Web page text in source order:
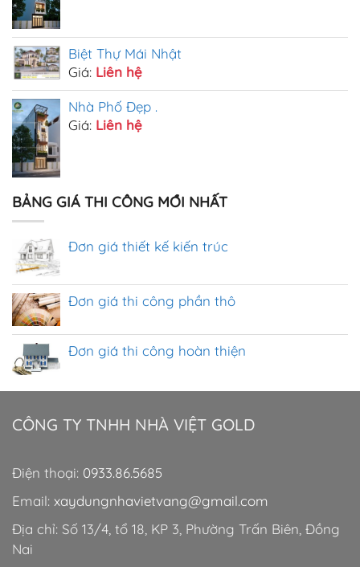
Biệt Thự Mái Nhật
Giá: Liên hệ
Nhà Phố Đẹp .
Giá: Liên hệ
BẢNG GIÁ THI CÔNG MỚI NHẤT
Đơn giá thiết kế kiến trúc
Đơn giá thi công phần thô
Đơn giá thi công hoàn thiện
CÔNG TY TNHH NHÀ VIỆT GOLD
Điện thoại: 0933.86.5685
Email: xaydungnhavietvang@gmail.com
Địa chỉ: Số 13/4, tổ 18, KP 3, Phường Trấn Biên, Đồng
Nai